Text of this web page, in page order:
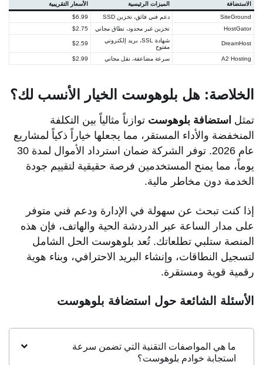
الاستضافة الميزات الرئيسية
الأسعار التقريبية
SiteGround
دعم فني فائق، تخزين SSD
$6.99
HostGator
تخزين غير محدود، نطاق مجاني $2.75
DreamHost
شهادة SSL، بريد إلكتروني
مفتوح
$2.59
A2 Hosting سرعة مضاعفة، نقل مجاني $2.99
الخلاصة: هل بلوهوست الخيار الأنسب لك؟
تمثل استضافة بلوهوست توازناً مثالياً بين التكلفة
المنخفضة والأداء المستقر، مما يجعلها خياراً ذكياً لمشاريع
عام 2026. توفر الشركة ضمان استرداد الأموال لمدة 30
يوماً، مما يمنح المستخدمين فرصة حقيقية لتقييم جودة
الخدمة دون مخاطر مالية.
إذا كنت تبحث عن سهولة في الإدارة ودعم فني متوفر
على مدار الساعة عبر الدردشة الحية والهاتف، فإن هذه
المنصة ستلبي تطلعاتك. تُعد بلوهوست الحل الشامل
لتسجيل النطاقات، وإنشاء البريد الاحترافي، وبناء هوية
رقمية قوية ومستقرة.
الأسئلة الشائعة حول استضافة بلوهوست
ما هي المواصفات التقنية التي تضمن سرعة
استجابة خوادم بلوهوست؟